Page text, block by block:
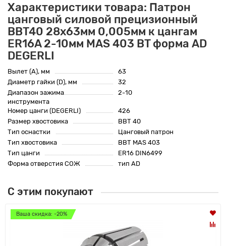
Характеристики товара: Патрон
цанговый силовой прецизионный
BBT40 28x63мм 0,005мм к цангам
ER16A 2-10мм MAS 403 BT форма AD
DEGERLI
Вылет (A), мм
63
Диаметр гайки (D), мм
32
Диапазон зажима
инструмента
2-10
Номер цанги (DEGERLI)
426
Размер хвостовика
BBT 40
Тип оснастки
Цанговый патрон
Тип хвостовика
BBT MAS 403
Тип цанги
ER16 DIN6499
Форма отверстия СОЖ
тип AD
С этим покупают
Ваша скидка: -20%